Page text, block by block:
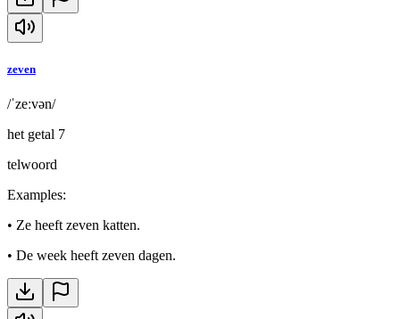
zeven
/ˈzeːvən/
het getal 7
telwoord
Examples:
• Ze heeft zeven katten.
• De week heeft zeven dagen.